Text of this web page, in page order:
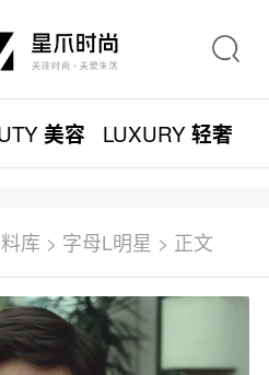
美容 LUXURY轻奢
库 > 字母L明星 > 正文